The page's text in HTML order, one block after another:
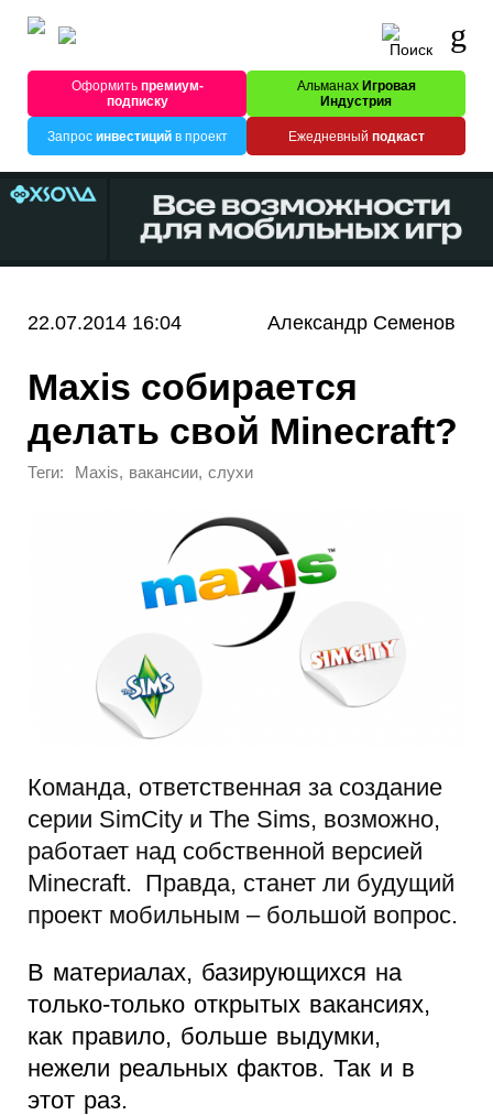
Оформитьпремиум-
подписку
Альманах Игровая
Индустрия
Запрос инвестицийв проект Ежедневный подкаст
22.07.2014 16:04 Александр Семенов
Maxis собирается
делать свой Minecraft?
Теги: Maxis, вакансии, слухи
Команда, ответственная за создание
серии SimCity и The Sims, возможно,
работает над собственной версией
Minecraft. Правда, станет ли будущий
проект мобильным – большой вопрос.
В материалах, базирующихся на
только-только открытых вакансиях,
как правило, больше выдумки,
нежели реальных фактов. Так и в
этот раз.